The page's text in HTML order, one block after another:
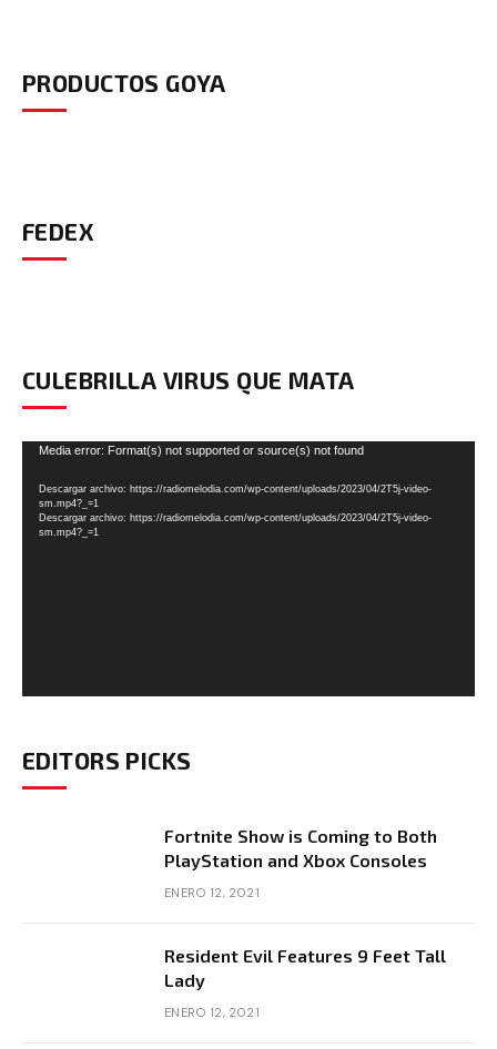
PRODUCTOS GOYA
FEDEX
CULEBRILLA VIRUS QUE MATA
Reproductor
vídeo
Media error: Format(s) not supported or source(s) not found
Descargar archivo: https://radiomelodia.com/wp-content/uploads/2023/04/2T5j-video-
sm.mp4?_=1
Descargar archivo: https://radiomelodia.com/wp-content/uploads/2023/04/2T5j-video-
sm.mp4?_=1
EDITORS PICKS
Fortnite Show is Coming to Both
PlayStation and Xbox Consoles
ENERO 12, 2021
Resident Evil Features 9 Feet Tall
Lady
ENERO 12, 2021